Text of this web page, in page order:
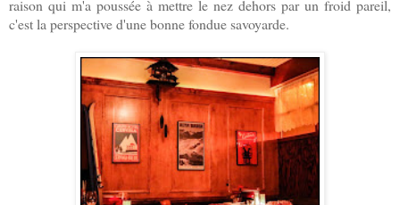
raison qui m'a poussée à mettre le nez dehors par un froid pareil,
c'est la perspective d'une bonne fondue savoyarde.